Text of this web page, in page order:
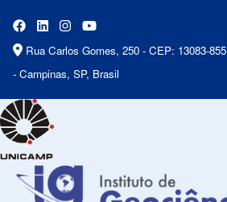
Rua Carlos Gomes, 250 - CEP: 13083-855
- Campinas, SP, Brasil